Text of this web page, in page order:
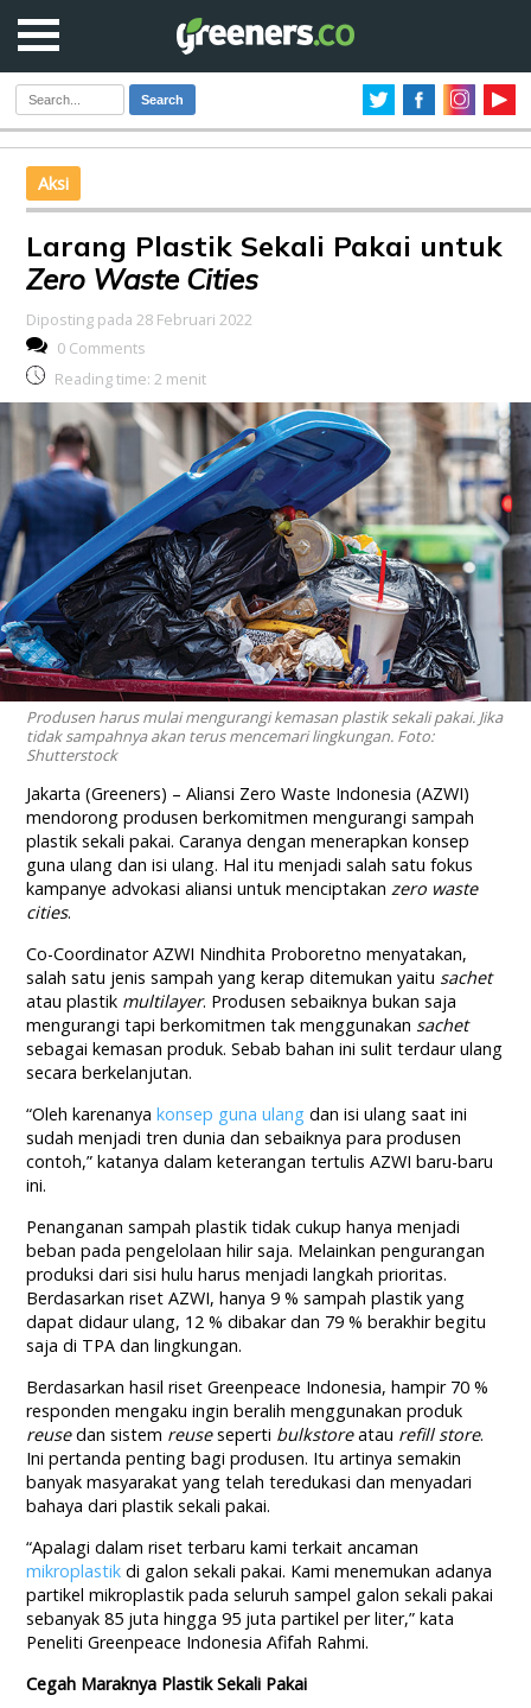
Search
Aksi
Larang Plastik Sekali Pakai untuk
Zero Waste Cities
Diposting pada 28 Februari 2022
0 Comments
Reading time: 2 menit
Produsen harus mulai mengurangi kemasan plastik sekali pakai. Jika
tidak sampahnya akan terus mencemari lingkungan. Foto:
Shutterstock
Jakarta (Greeners) – Aliansi Zero Waste Indonesia (AZWI)
mendorong produsen berkomitmen mengurangi sampah
plastik sekali pakai. Caranya dengan menerapkan konsep
guna ulang dan isi ulang. Hal itu menjadi salah satu fokus
kampanye advokasi aliansi untuk menciptakanzero waste
cities.
Co-Coordinator AZWI Nindhita Proboretno menyatakan,
salah satu jenis sampah yang kerap ditemukan yaitu sachet
atau plastik multilayer. Produsen sebaiknya bukan saja
mengurangi tapi berkomitmen tak menggunakan sachet
sebagai kemasan produk. Sebab bahan ini sulit terdaur ulang
secara berkelanjutan.
“Oleh karenanyakonsep guna ulang dan isi ulang saat ini
sudah menjadi tren dunia dan sebaiknya para produsen
contoh,” katanya dalam keterangan tertulis AZWI baru-baru
ini.
Penanganan sampah plastik tidak cukup hanya menjadi
beban pada pengelolaan hilir saja. Melainkan pengurangan
produksi dari sisi hulu harus menjadi langkah prioritas.
Berdasarkan riset AZWI, hanya 9 % sampah plastik yang
dapat didaur ulang, 12 % dibakar dan 79 % berakhir begitu
saja di TPA dan lingkungan.
Berdasarkan hasil riset Greenpeace Indonesia, hampir 70 %
responden mengaku ingin beralih menggunakan produk
reusedan sistem reuseseperti bulkstoreatau refill store.
Ini pertanda penting bagi produsen. Itu artinya semakin
banyak masyarakat yang telah teredukasi dan menyadari
bahaya dari plastik sekali pakai.
“Apalagi dalam riset terbaru kami terkait ancaman
mikroplastik di galon sekali pakai. Kami menemukan adanya
partikel mikroplastik pada seluruh sampel galon sekali pakai
sebanyak 85 juta hingga 95 juta partikel per liter,” kata
Peneliti Greenpeace Indonesia Afifah Rahmi.
Cegah Maraknya Plastik Sekali Pakai